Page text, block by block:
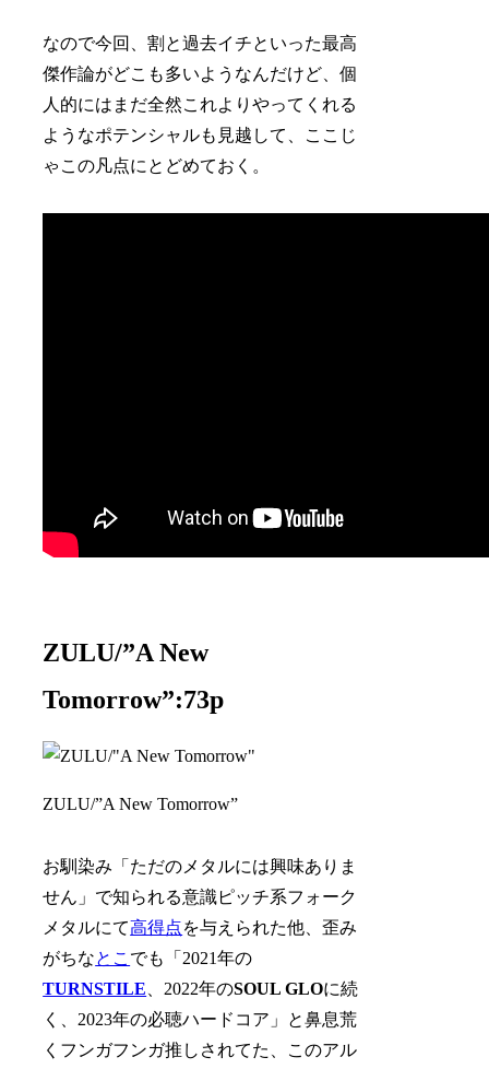
なので今回、割と過去イチといった最高
傑作論がどこも多いようなんだけど、個
人的にはまだ全然これよりやってくれる
ようなポテンシャルも見越して、ここじ
ゃこの凡点にとどめておく。
ZULU/”A New
Tomorrow”:73p
ZULU/”A New Tomorrow”
お馴染み「ただのメタルには興味ありま
せん」で知られる意識ピッチ系フォーク
メタルにて高得点を与えられた他、歪み
がちなとこ でも「2021年の
TURNSTILE 、2022年のSOUL GLOに続
く、2023年の必聴ハードコア」と鼻息荒
くフンガフンガ推しされてた、このアル